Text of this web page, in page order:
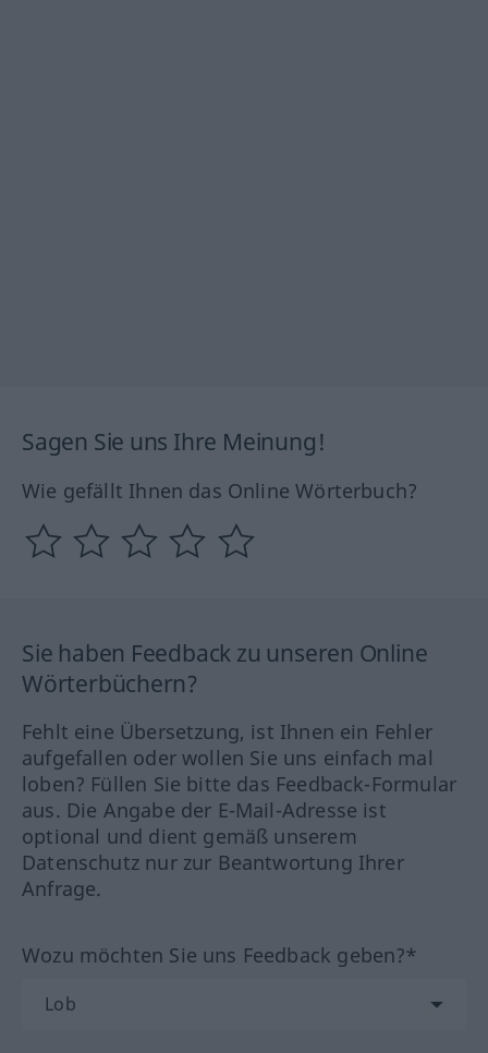
Sagen Sie uns Ihre Meinung!
Wie gefällt Ihnen das Online Wörterbuch?
Sie haben Feedback zu unseren Online
Wörterbüchern?
Fehlt eine Übersetzung, ist Ihnen ein Fehler
aufgefallen oder wollen Sie uns einfach mal
loben? Füllen Sie bitte das Feedback-Formular
aus. Die Angabe der E-Mail-Adresse ist
optional und dient gemäß unserem
Datenschutz nur zur Beantwortung Ihrer
Anfrage.
Wozu möchten Sie uns Feedback geben?*